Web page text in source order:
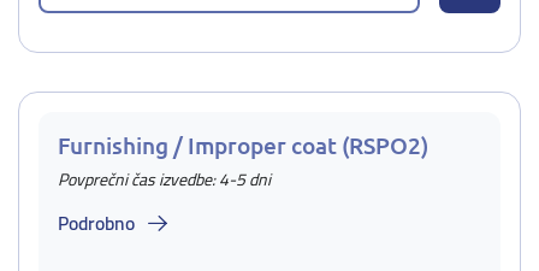
Furnishing / Improper coat (RSPO2)
Povprečni čas izvedbe: 4-5 dni
Podrobno